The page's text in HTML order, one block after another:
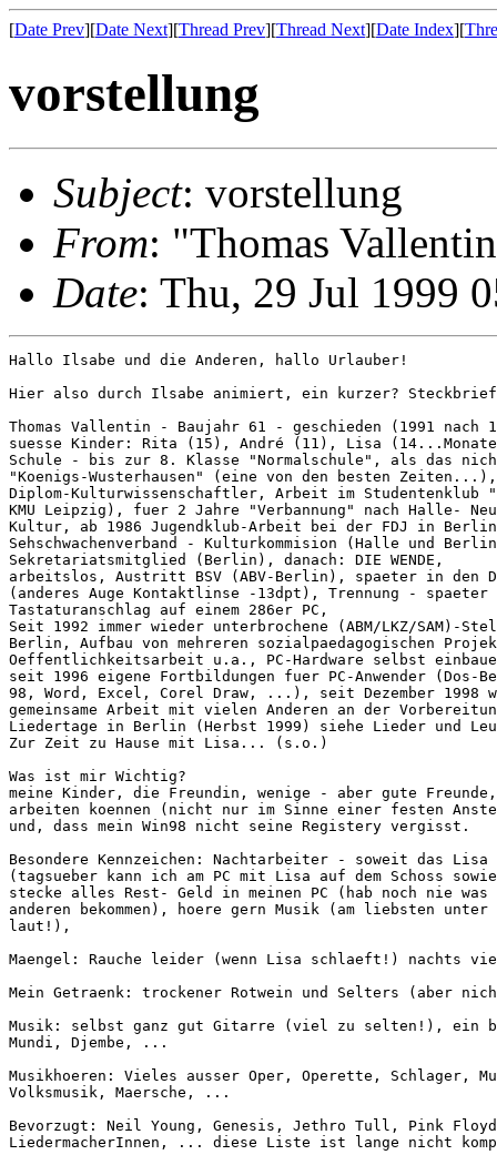
[Date Prev][Date Next][Thread Prev][Thread Next][Date Index][
vorstellung
Subject: vorstellung
From: "Thomas
Date: Thu, 29 Jul 1999
Hallo Ilsabe und die Anderen, hallo Urlauber!
Hier also durch Ilsabe animiert, ein kurzer?
Thomas Vallentin - Baujahr 61 - geschieden (1991
suesse Kinder: Rita (15), André (11), Lisa
Schule - bis zur 8. Klasse "Normalschule", als das
"Koenigs-Wusterhausen" (eine von den besten
Diplom-Kulturwissenschaftler, Arbeit im Studentenklub
KMU Leipzig), fuer 2 Jahre "Verbannung" nach Halle-
Kultur, ab 1986 Jugendklub-Arbeit bei der FDJ in
Sehschwachenverband - Kulturkommision (Halle und
Sekretariatsmitglied (Berlin), danach: DIE WENDE,
arbeitslos, Austritt BSV (ABV-Berlin), spaeter in den
(anderes Auge Kontaktlinse -13dpt), Trennung - spaeter
Tastaturanschlag auf einem 286er PC,
Seit 1992 immer wieder unterbrochene (ABM/LKZ/SAM)-
Berlin, Aufbau von mehreren sozialpaedagogischen
Oeffentlichkeitsarbeit u.a., PC-Hardware selbst
seit 1996 eigene Fortbildungen fuer PC-Anwender (Dos-
98, Word, Excel, Corel Draw, ...), seit Dezember 1998
gemeinsame Arbeit mit vielen Anderen an der
Liedertage in Berlin (Herbst 1999) siehe Lieder und
Zur Zeit zu Hause mit Lisa... (s.o.)
Was ist mir Wichtig?
meine Kinder, die Freundin, wenige - aber gute
arbeiten koennen (nicht nur im Sinne einer festen
und, dass mein Win98 nicht seine Registery vergisst.
Besondere Kennzeichen: Nachtarbeiter - soweit das
(tagsueber kann ich am PC mit Lisa auf dem Schoss
stecke alles Rest- Geld in meinen PC (hab noch nie was
anderen bekommen), hoere gern Musik (am liebsten unter
laut!),
Maengel: Rauche leider (wenn Lisa schlaeft!) nachts
Mein Getraenk: trockener Rotwein und Selters (aber
Musik: selbst ganz gut Gitarre (viel zu selten!), ein
Mundi, Djembe, ...
Musikhoeren: Vieles ausser Oper, Operette, Schlager,
Volksmusik, Maersche, ...
Bevorzugt: Neil Young, Genesis, Jethro Tull, Pink
LiedermacherInnen, ... diese Liste ist lange nicht